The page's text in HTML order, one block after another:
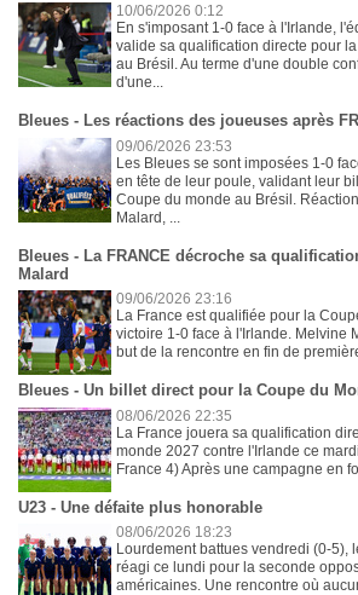
10/06/2026 0:12
En s'imposant 1-0 face à l'Irlande,
valide sa qualification directe pour
au Brésil. Au terme d'une double
d'une...
Bleues - Les réactions des joueuses après
09/06/2026 23:53
Les Bleues se sont imposées 1-0
en tête de leur poule, validant leur
Coupe du monde au Brésil.
Malard, ...
Bleues - La FRANCE décroche sa
Malard
09/06/2026 23:16
La France est qualifiée pour la
victoire 1-0 face à l'Irlande. Melvine
but de la rencontre en fin de
Bleues - Un billet direct pour la Coupe du
08/06/2026 22:35
La France jouera sa qualification
monde 2027 contre l'Irlande ce
France 4) Après une campagne en
U23 - Une défaite plus honorable
08/06/2026 18:23
Lourdement battues vendredi (0-5),
réagi ce lundi pour la seconde
américaines. Une rencontre où